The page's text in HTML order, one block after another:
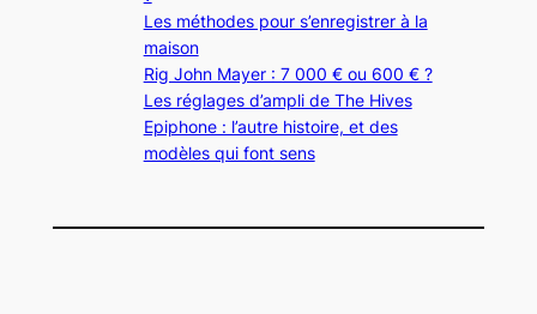
Les méthodes pour s’enregistrer à la
maison
Rig John Mayer : 7 000 € ou 600 € ?
Les réglages d’ampli de The Hives
Epiphone : l’autre histoire, et des
modèles qui font sens